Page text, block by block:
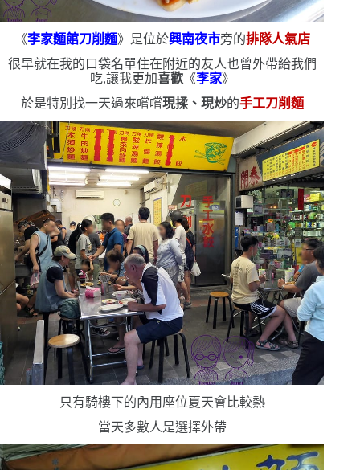
《李家麵館刀削麵》是位於興南夜市旁的排隊人氣店
很早就在我的口袋名單住在附近的友人也曾外帶給我們
吃,讓我更加喜歡《李家》
於是特別找一天過來嚐嚐現揉、現炒的手工刀削麵
只有騎樓下的內用座位夏天會比較熱
當天多數人是選擇外帶